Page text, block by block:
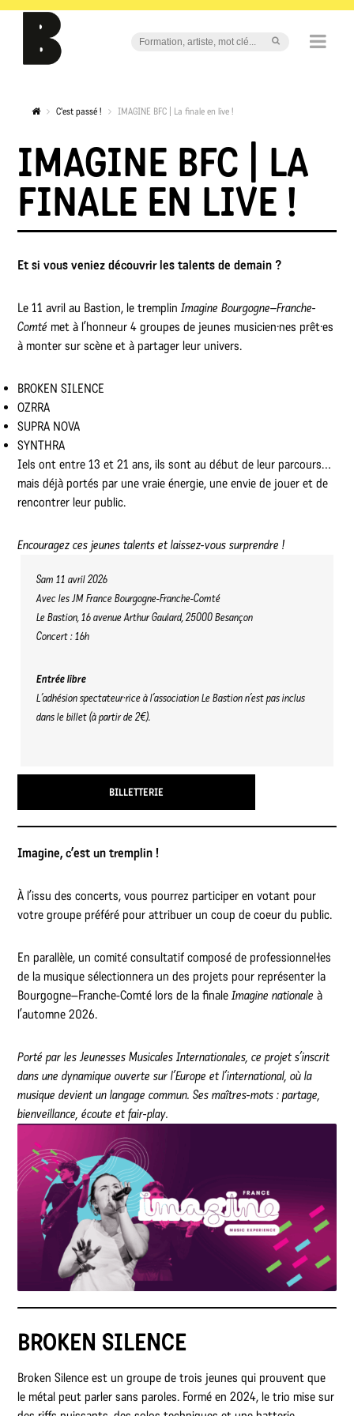
C'est passé ! IMAGINE BFC | La finale en live !
IMAGINE BFC | LA
FINALE EN LIVE !
Et si vous veniez découvrir les talents de demain ?
Le 11 avril au Bastion, le tremplin Imagine Bourgogne–Franche-
Comté met à l’honneur 4 groupes de jeunes musicien·nes prêt·es
à monter sur scène et à partager leur univers.
BROKEN SILENCE
OZRRA
SUPRA NOVA
SYNTHRA
Iels ont entre 13 et 21 ans, ils sont au début de leur parcours…
mais déjà portés par une vraie énergie, une envie de jouer et de
rencontrer leur public.
Encouragez ces jeunes talents et laissez-vous surprendre !
Sam 11 avril 2026
Avec les JM France Bourgogne-Franche-Comté
Le Bastion, 16 avenue Arthur Gaulard, 25000 Besançon
Concert : 16h
Entrée libre
L’adhésion spectateur·rice à l’association Le Bastion n’est pas inclus
dans le billet (à partir de 2€).
BILLETTERIE
Imagine, c’est un tremplin !
À l’issu des concerts, vous pourrez participer en votant pour
votre groupe préféré pour attribuer un coup de coeur du public.
En parallèle, un comité consultatif composé de professionnel·les
de la musique sélectionnera un des projets pour représenter la
Bourgogne–Franche-Comté lors de la finale Imagine nationale à
l’automne 2026.
Porté par les Jeunesses Musicales Internationales, ce projet s’inscrit
dans une dynamique ouverte sur l’Europe et l’international, où la
musique devient un langage commun. Ses maîtres-mots : partage,
bienveillance, écoute et fair-play.
BROKEN SILENCE
Broken Silence est un groupe de trois jeunes qui prouvent que
le métal peut parler sans paroles. Formé en 2024, le trio mise sur